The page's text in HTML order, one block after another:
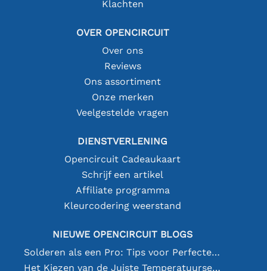
Klachten
OVER OPENCIRCUIT
Over ons
Reviews
Ons assortiment
Onze merken
Veelgestelde vragen
DIENSTVERLENING
Opencircuit Cadeaukaart
Schrijf een artikel
Affiliate programma
Kleurcodering weerstand
NIEUWE OPENCIRCUIT BLOGS
Solderen als een Pro: Tips voor Perfecte Elektronische Verbindingen
Het Kiezen van de Juiste Temperatuursensor [youtube]